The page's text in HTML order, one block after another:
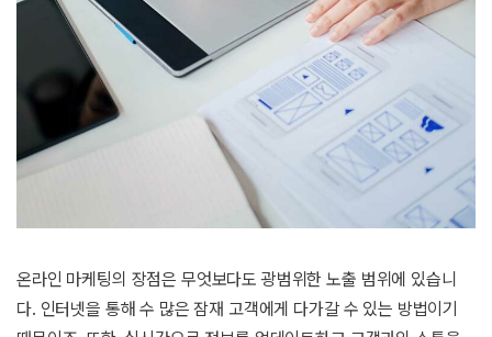
온라인 마케팅의 장점은 무엇보다도 광범위한 노출 범위에 있습니
다. 인터넷을 통해 수 많은 잠재 고객에게 다가갈 수 있는 방법이기